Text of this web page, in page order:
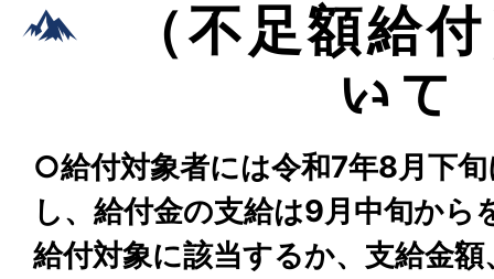
（不足額給
いて
○給付対象者には令和7年8月下
し、給付金の支給は9月中旬から
給付対象に該当するか、支給金